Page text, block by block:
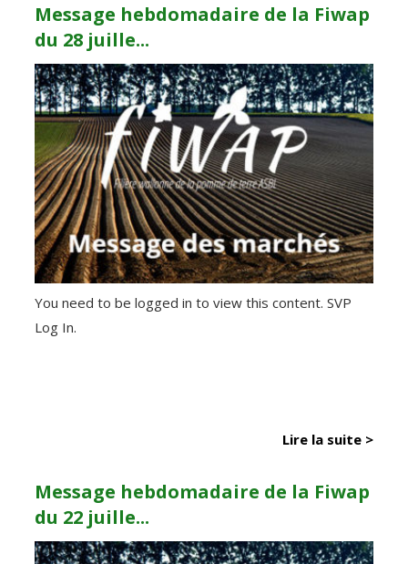
Message hebdomadaire de la Fiwap
du 28 juille...
You need to be logged in to view this content. SVP
Log In.
Lire la suite >
Message hebdomadaire de la Fiwap
du 22 juille...